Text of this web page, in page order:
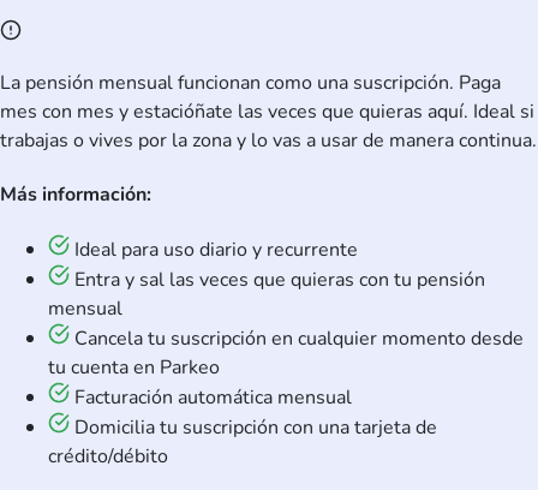
La pensión mensual funcionan como una suscripción. Paga
mes con mes y estacióñate las veces que quieras aquí. Ideal si
trabajas o vives por la zona y lo vas a usar de manera continua.
Más información:
Ideal para uso diario y recurrente
Entra y sal las veces que quieras con tu pensión
mensual
Cancela tu suscripción en cualquier momento desde
tu cuenta en Parkeo
Facturación automática mensual
Domicilia tu suscripción con una tarjeta de
crédito/débito